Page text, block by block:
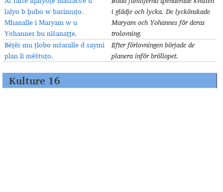
lalyo b ḥubo w basimuṯo.
Mhanalle i Maryam w u
Yohannes bu nišanaṯṯe.
i glädje och lycka. De lyckönskade
Maryam och Yohannes för deras
trolovning.
Bëṯër mu ṭlobo mšaralle d saymi
plan li mëštuṯo.
Efter förlovningen började de
planera inför bröllopet.
Kulture 16